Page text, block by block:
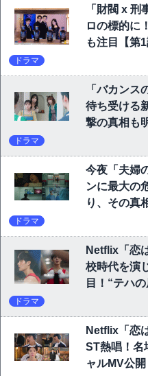
「財閥 x
ロの標的に
も注目【第1
ドラマ
「バカンス
待ち受ける
撃の真相も
ドラマ
今夜「夫婦
ンに最大の
り、その真
ドラマ
Netflix「恋
校時代を演
目！“テハ
ドラマ
Netflix「恋
ST熱唱！名
ャルMV公開